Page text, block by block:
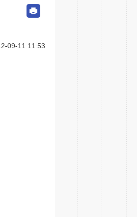
09-11 11:53